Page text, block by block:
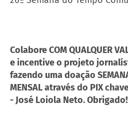
Colabore COM QUALQUER
e incentive o projeto
fazendo uma doação
MENSAL através do PIX
- José Loiola Neto.